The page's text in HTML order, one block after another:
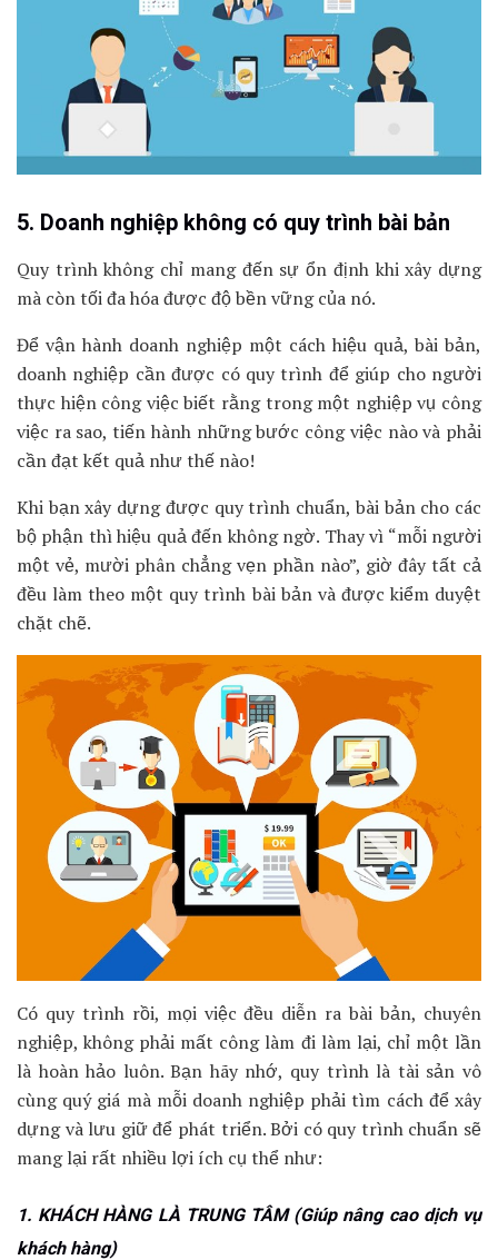
5. Doanh nghiệp không có quy trình bài bản
Quy trình không chỉ mang đến sự ổn định khi xây dựng
mà còn tối đa hóa được độ bền vững của nó.
Để vận hành doanh nghiệp một cách hiệu quả, bài bản,
doanh nghiệp cần được có quy trình để giúp cho người
thực hiện công việc biết rằng trong một nghiệp vụ công
việc ra sao, tiến hành những bước công việc nào và phải
cần đạt kết quả như thế nào!
Khi bạn xây dựng được quy trình chuẩn, bài bản cho các
bộ phận thì hiệu quả đến không ngờ. Thay vì “mỗi người
một vẻ, mười phân chẳng vẹn phần nào”, giờ đây tất cả
đều làm theo một quy trình bài bản và được kiểm duyệt
chặt chẽ.
Có quy trình rồi, mọi việc đều diễn ra bài bản, chuyên
nghiệp, không phải mất công làm đi làm lại, chỉ một lần
là hoàn hảo luôn. Bạn hãy nhớ, quy trình là tài sản vô
cùng quý giá mà mỗi doanh nghiệp phải tìm cách để xây
dựng và lưu giữ để phát triển. Bởi có quy trình chuẩn sẽ
mang lại rất nhiều lợi ích cụ thể như:
1. KHÁCH HÀNG LÀ TRUNG TÂM (Giúp nâng cao dịch vụ
khách hàng)